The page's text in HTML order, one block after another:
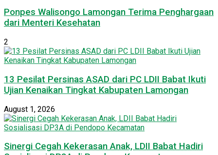
Ponpes Walisongo Lamongan Terima Penghargaan
dari Menteri Kesehatan
2
13 Pesilat Persinas ASAD dari PC LDII Babat Ikuti
Ujian Kenaikan Tingkat Kabupaten Lamongan
August 1, 2026
Sinergi Cegah Kekerasan Anak, LDII Babat Hadiri